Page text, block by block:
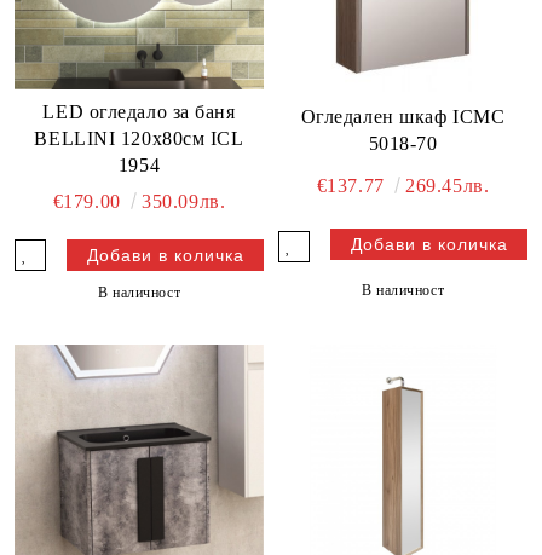
LED огледало за баня
BELLINI 120x80см ICL
1954
€179.00
350.09лв.
В наличност
Огледален шкаф ICMC
5018-70
€137.77 269.45лв.
В наличност